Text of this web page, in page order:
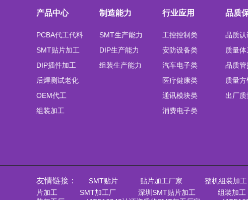
产品中心
PCBA代工代料
SMT贴片加工
DIP插件加工
后焊测试老化
OEM代工
组装加工
制造能力
SMT生产能力
DIP生产能力
组装生产能力
行业应用
工控控制类
安防设备类
汽车电子类
医疗健康类
通讯模块类
消费电子类
品质
品质认
质量体
品质管
质量
出厂
友情链接： SMT贴片 贴片加工厂家 整机组装加工
片加工
SMT加工厂 深圳SMT贴片加工 组装加工